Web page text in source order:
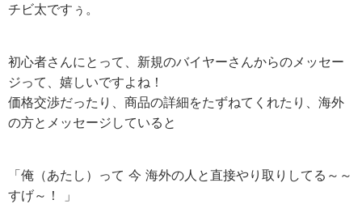
チビ太ですぅ。
初心者さんにとって、新規のバイヤーさんからのメッセー
ジって、嬉しいですよね！
価格交渉だったり、商品の詳細をたずねてくれたり、海外
の方とメッセージしていると
「俺（あたし）って 今 海外の人と直接やり取りしてる～～
すげ～！ 」